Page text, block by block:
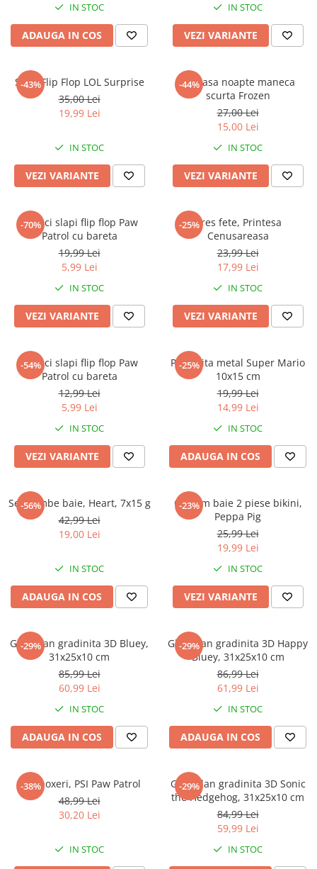
IN STOC
ADAUGA IN COS
IN STOC
VEZI VARIANTE
-43%
Slapi Flip Flop LOL Surprise
35,00 Lei
19,99 Lei
IN STOC
VEZI VARIANTE
-44%
Camasa noapte maneca
scurta Frozen
27,00 Lei
15,00 Lei
IN STOC
VEZI VARIANTE
-70%
Papuci slapi flip flop Paw
Patrol cu bareta
19,99 Lei
5,99 Lei
IN STOC
VEZI VARIANTE
-25%Dres fete, Printesa
Cenusareasa
23,99 Lei
17,99 Lei
IN STOC
VEZI VARIANTE
-54%
Papuci slapi flip flop Paw
Patrol cu bareta
12,99 Lei
5,99 Lei
IN STOC
VEZI VARIANTE
-25%
Pusculita metal Super Mario
10x15 cm
19,99 Lei
14,99 Lei
IN STOC
ADAUGA IN COS
-56%
Set bombe baie, Heart, 7x15 g
42,99 Lei
19,00 Lei
IN STOC
ADAUGA IN COS
-23%
Costum baie 2 piese bikini,
Peppa Pig
25,99 Lei
19,99 Lei
IN STOC
VEZI VARIANTE
-29%
Ghiozdan gradinita 3D Bluey,
31x25x10 cm
85,99 Lei
60,99 Lei
IN STOC
ADAUGA IN COS
-29%
Ghiozdan gradinita 3D Happy
Bluey, 31x25x10 cm
86,99 Lei
61,99 Lei
IN STOC
ADAUGA IN COS
-38%
Slip boxeri, PSI Paw Patrol
48,99 Lei
30,20 Lei
IN STOC
-29%
Ghiozdan gradinita 3D Sonic
the Hedgehog, 31x25x10 cm
84,99 Lei
59,99 Lei
IN STOC